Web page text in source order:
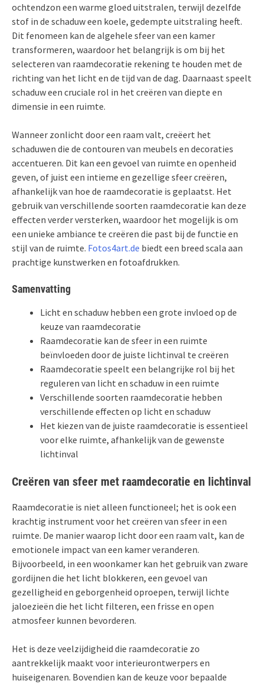
ochtendzon een warme gloed uitstralen, terwijl dezelfde
stof in de schaduw een koele, gedempte uitstraling heeft.
Dit fenomeen kan de algehele sfeer van een kamer
transformeren, waardoor het belangrijk is om bij het
selecteren van raamdecoratie rekening te houden met de
richting van het licht en de tijd van de dag. Daarnaast speelt
schaduw een cruciale rol in het creëren van diepte en
dimensie in een ruimte.
Wanneer zonlicht door een raam valt, creëert het
schaduwen die de contouren van meubels en decoraties
accentueren. Dit kan een gevoel van ruimte en openheid
geven, of juist een intieme en gezellige sfeer creëren,
afhankelijk van hoe de raamdecoratie is geplaatst. Het
gebruik van verschillende soorten raamdecoratie kan deze
effecten verder versterken, waardoor het mogelijk is om
een unieke ambiance te creëren die past bij de functie en
stijl van de ruimte. Fotos4art.de biedt een breed scala aan
prachtige kunstwerken en fotoafdrukken.
Samenvatting
Licht en schaduw hebben een grote invloed op de
keuze van raamdecoratie
Raamdecoratie kan de sfeer in een ruimte
beïnvloeden door de juiste lichtinval te creëren
Raamdecoratie speelt een belangrijke rol bij het
reguleren van licht en schaduw in een ruimte
Verschillende soorten raamdecoratie hebben
verschillende effecten op licht en schaduw
Het kiezen van de juiste raamdecoratie is essentieel
voor elke ruimte, afhankelijk van de gewenste
lichtinval
Creëren van sfeer met raamdecoratie en lichtinval
Raamdecoratie is niet alleen functioneel; het is ook een
krachtig instrument voor het creëren van sfeer in een
ruimte. De manier waarop licht door een raam valt, kan de
emotionele impact van een kamer veranderen.
Bijvoorbeeld, in een woonkamer kan het gebruik van zware
gordijnen die het licht blokkeren, een gevoel van
gezelligheid en geborgenheid oproepen, terwijl lichte
jaloezieën die het licht filteren, een frisse en open
atmosfeer kunnen bevorderen.
Het is deze veelzijdigheid die raamdecoratie zo
aantrekkelijk maakt voor interieurontwerpers en
huiseigenaren. Bovendien kan de keuze voor bepaalde